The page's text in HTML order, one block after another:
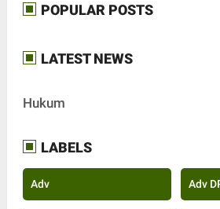
POPULAR POSTS
LATEST NEWS
Hukum
LABELS
Adv Adv